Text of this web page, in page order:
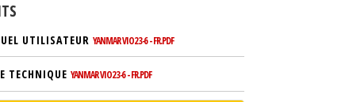
UTILISATEUR YANMAR VIO23-6 - FR.PDF
TECHNIQUE YANMAR VIO23-6 - FR.PDF